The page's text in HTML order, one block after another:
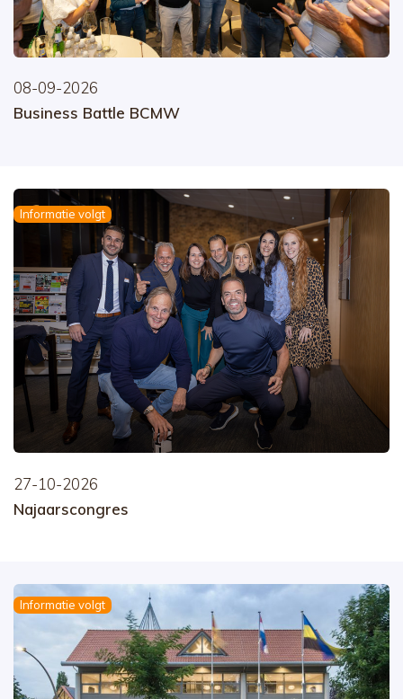
08-09-2026
Business Battle BCMW
Informatie volgt
27-10-2026
Najaarscongres
Informatie volgt